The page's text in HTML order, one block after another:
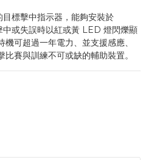
標擊中指示器，能夠安裝於
或失誤時以紅或黃 LED 燈閃爍顯
可超過一年電力、並支援感應、
賽與訓練不可或缺的輔助裝置。